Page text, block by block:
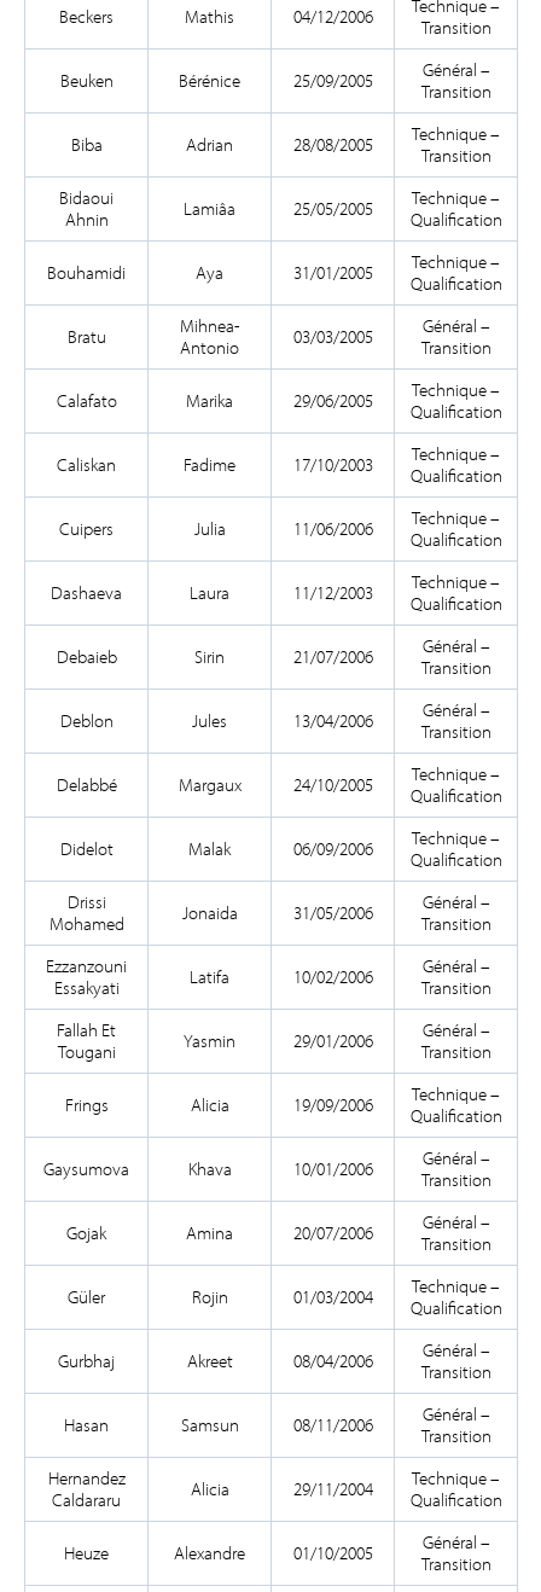
Beckers Mathis 04/12/2006
Technique –
Transition
Beuken Bérénice 25/09/2005
Général –
Transition
Biba Adrian 28/08/2005
Technique –
Transition
Bidaoui
Ahnin
Lamiâa 25/05/2005
Technique –
Qualification
Bouhamidi Aya 31/01/2005
Technique –
Qualification
Bratu
Mihnea-
Antonio
03/03/2005
Général –
Transition
Calafato Marika 29/06/2005
Technique –
Qualification
Caliskan Fadime 17/10/2003
Technique –
Qualification
Cuipers Julia 11/06/2006
Technique –
Qualification
Dashaeva Laura 11/12/2003
Technique –
Qualification
Debaieb Sirin 21/07/2006
Général –
Transition
Deblon Jules 13/04/2006
Général –
Transition
Delabbé Margaux 24/10/2005
Technique –
Qualification
Didelot Malak 06/09/2006
Technique –
Qualification
Drissi
Mohamed
Jonaida 31/05/2006
Général –
Transition
Ezzanzouni
Essakyati
Latifa 10/02/2006
Général –
Transition
Fallah Et
Tougani
Yasmin 29/01/2006
Général –
Transition
Frings Alicia 19/09/2006
Technique –
Qualification
Gaysumova Khava 10/01/2006
Général –
Transition
Gojak Amina 20/07/2006
Général –
Transition
Güler Rojin 01/03/2004
Technique –
Qualification
Gurbhaj Akreet 08/04/2006
Général –
Transition
Hasan Samsun 08/11/2006
Général –
Transition
Hernandez
Caldararu
Alicia 29/11/2004
Technique –
Qualification
Heuze Alexandre 01/10/2005
Général –
Transition